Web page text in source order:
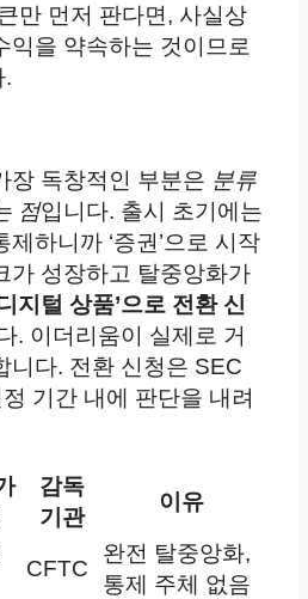
만 먼저 판다면, 사실상
익을 약속하는 것이므로
.
장 독창적인 부분은 분류
점입니다. 출시 초기에는
하니까 ‘증권’으로 시작
가 성장하고 탈중앙화가
지털 상품’으로 전환 신
. 이더리움이 실제로 거
니다. 전환 신청은 SEC
기간 내에 판단을 내려
감독
기관
이유
CFTC
완전 탈중앙화,
통제 주체 없음